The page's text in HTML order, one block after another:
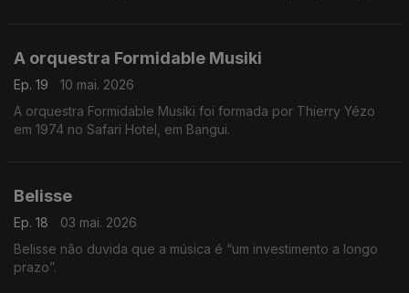
A orquestra Formidable Musiki
Ep. 19
10 mai. 2026
A orquestra Formidable Musiki foi formada por Thierry Yézo
em 1974 no Safari Hotel, em Bangui.
Belisse
Ep. 18
03 mai. 2026
Belisse não duvida que a música é “um investimento a longo
prazo”.